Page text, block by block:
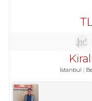
İstanbul